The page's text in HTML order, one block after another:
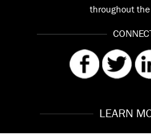
LEARN
throughout